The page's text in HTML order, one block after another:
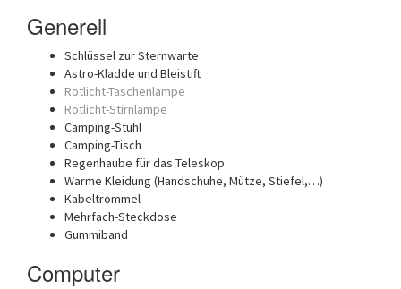
Generell
Schlüssel zur Sternwarte
Astro-Kladde und Bleistift
Rotlicht-Taschenlampe
Rotlicht-Stirnlampe
Camping-Stuhl
Camping-Tisch
Regenhaube für das Teleskop
Warme Kleidung (Handschuhe, Mütze, Stiefel,…)
Kabeltrommel
Mehrfach-Steckdose
Gummiband
Computer